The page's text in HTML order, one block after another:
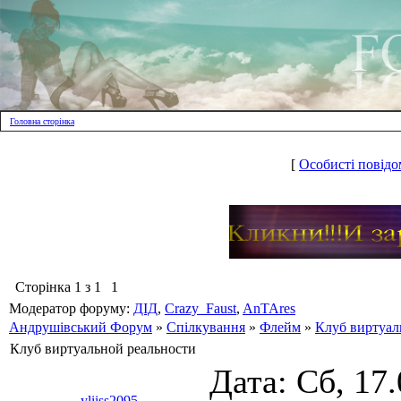
Головна сторінка
[ Особисті
Сторінка 1 з 1
1
Модератор форуму: ДІД, Crazy_Faust, AnTAres
Андрушівський Форум » Спілкування » Флейм » Клуб
Клуб виртуальной реальности
Дата: Сб,